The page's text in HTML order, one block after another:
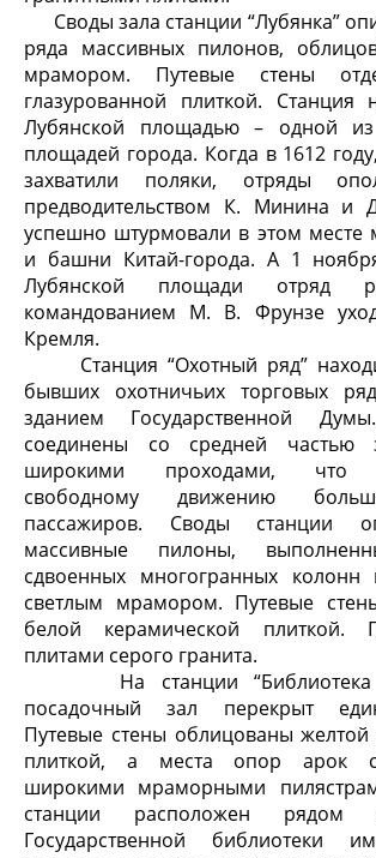
Своды зала станции “Лубянка”
ряда массивных пилонов,
мрамором. Путевые стены
глазурованной плиткой. Станция
Лубянской площадью – одной из
площадей города. Когда в 1612
захватили поляки, отряды
предводительством К. Минина и
успешно штурмовали в этом
и башни Китай-города. А 1
Лубянской площади отряд
командованием М. В. Фрунзе
Кремля.
Станция “Охотный ряд”
бывших охотничьих торговых
зданием Государственной
соединены со средней частью
широкими проходами, что
свободному движению
пассажиров. Своды станции
массивные пилоны,
сдвоенных многогранных колонн
светлым мрамором. Путевые
белой керамической плиткой.
плитами серого гранита.
На станции “Библиотека
посадочный зал перекрыт
Путевые стены облицованы желтой
плиткой, а места опор арок
широкими мраморными
станции расположен рядом
Государственной библиотеки